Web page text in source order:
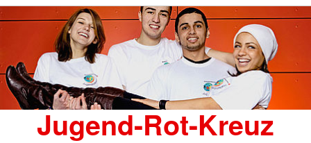
Jugend-Rot-Kreuz